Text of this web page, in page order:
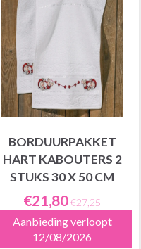
BORDUURPAKKET
HART KABOUTERS 2
STUKS 30 X 50 CM
€21,80€27,25
Aanbieding verloopt
12/08/2026